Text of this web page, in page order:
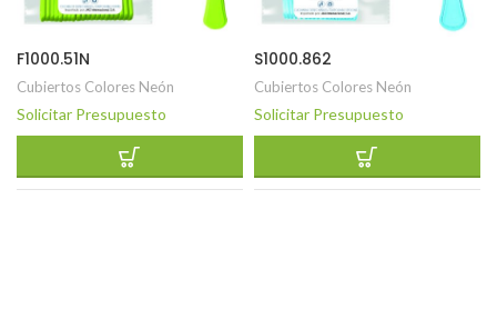
F1000.51N
Cubiertos Colores Neón
Solicitar Presupuesto
S1000.862
Cubiertos Colores Neón
Solicitar Presupuesto